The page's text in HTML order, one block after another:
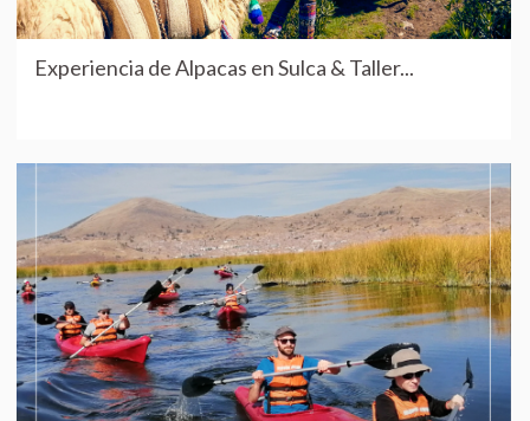
Experiencia de Alpacas en Sulca & Taller...